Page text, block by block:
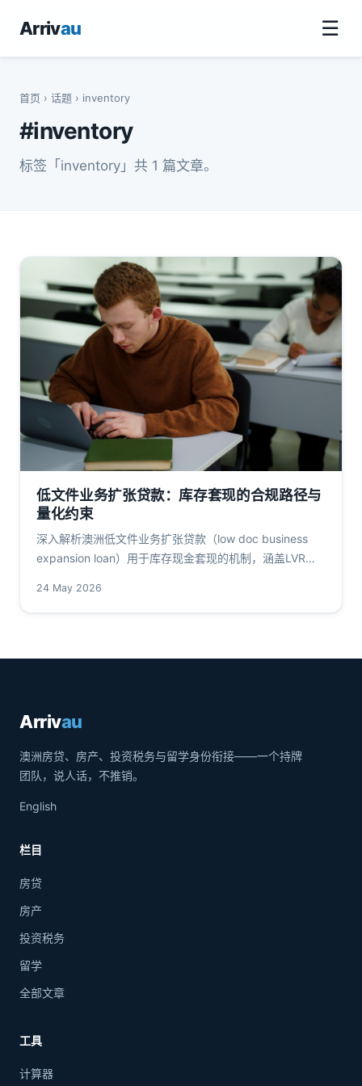
Arrivau ☰
首页 › 话题 › inventory
#inventory
标签「inventory」共 1 篇文章。
低文件业务扩张贷款：库存套现的合规路径与
量化约束
深入解析澳洲低文件业务扩张贷款（low doc business
expansion loan）用于库存现金套现的机制，涵盖LVR上
人企业主提供政策与市场一手信息。
24 May 2026
Arrivau
澳洲房贷、房产、投资税务与留学身份衔接——一个持牌
团队，说人话，不推销。
English
栏目
房贷
房产
投资税务
留学
全部文章
工具
计算器